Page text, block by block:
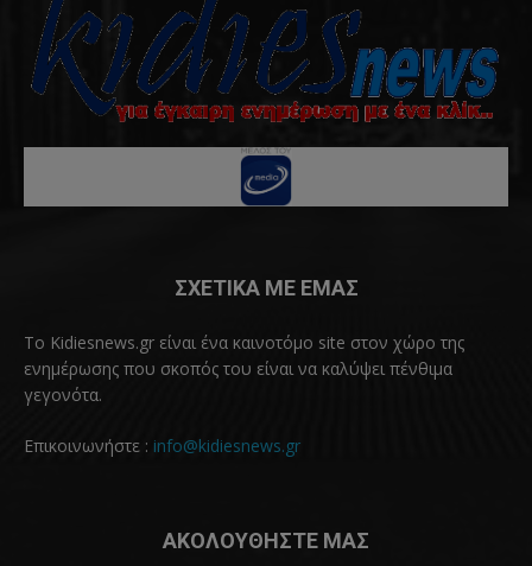
ΣΧΕΤΙΚΑ ΜΕ ΕΜΑΣ
Το Kidiesnews.gr είναι ένα καινοτόμο site στον χώρο της
ενημέρωσης που σκοπός του είναι να καλύψει πένθιμα
γεγονότα.
Επικοινωνήστε : info@kidiesnews.gr
ΑΚΟΛΟΥΘΗΣΤΕ ΜΑΣ